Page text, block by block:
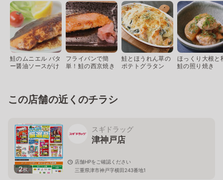
鮭のムニエル バタ
ー醤油ソースがけ
フライパンで簡
単！鮭の西京焼き
鮭とほうれん草の
ポテトグラタン
ほっくり大根と
鮭の照り焼き
この店舗の近くのチラシ
2枚
スギドラッグ
津神戸店
店舗HPをご確認ください
三重県津市神戸字横田243番地1